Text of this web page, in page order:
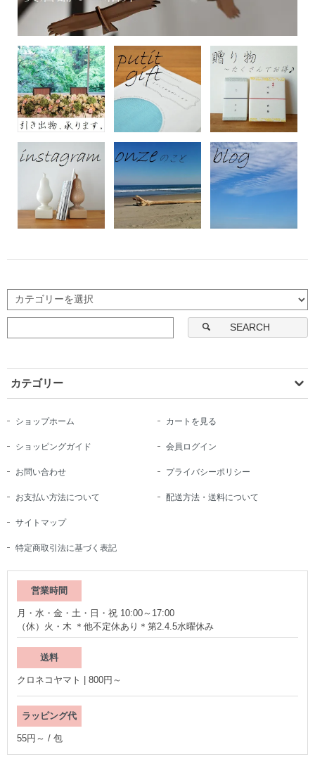
SEARCH
カテゴリー
ショップホーム カートを見る
ショッピングガイド 会員ログイン
お問い合わせ プライバシーポリシー
お支払い方法について 配送方法・送料について
サイトマップ
特定商取引法に基づく表記
営業時間
月・水・金・土・日・祝 10:00～17:00
（休）火・木 ＊他不定休あり＊第2.4.5水曜休み
送料
クロネコヤマト | 800円～
ラッピング代
55円～ / 包